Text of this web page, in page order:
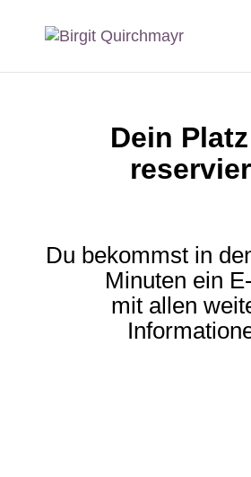
Dein
Du bekommst in
Minuten ein
mit allen